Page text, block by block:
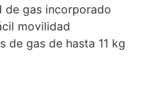
de gas incorporado
movilidad
de gas de hasta 11 kg